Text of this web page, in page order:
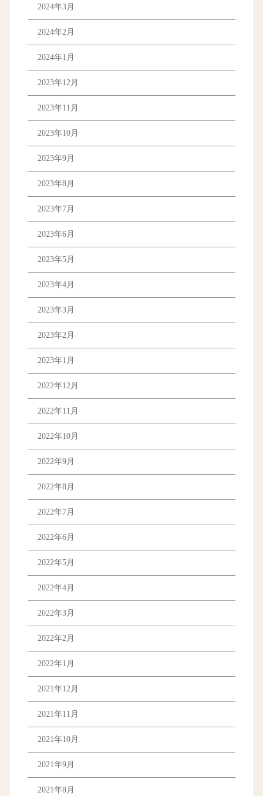
2024年3月
2024年2月
2024年1月
2023年12月
2023年11月
2023年10月
2023年9月
2023年8月
2023年7月
2023年6月
2023年5月
2023年4月
2023年3月
2023年2月
2023年1月
2022年12月
2022年11月
2022年10月
2022年9月
2022年8月
2022年7月
2022年6月
2022年5月
2022年4月
2022年3月
2022年2月
2022年1月
2021年12月
2021年11月
2021年10月
2021年9月
2021年8月